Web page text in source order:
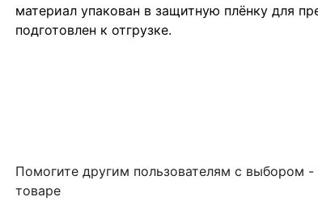
материал упакован в защитную плёнку для
подготовлен к отгрузке.
Помогите другим пользователям с выбором
товаре